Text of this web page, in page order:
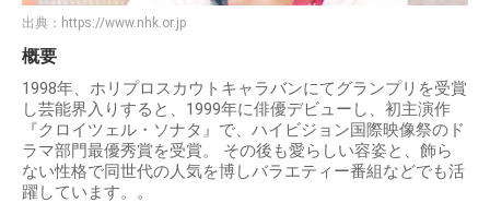
出典： https://www.nhk.or.jp
概要
1998年、ホリプロスカウトキャラバンにてグランプリを受賞
し芸能界入りすると、1999年に俳優デビューし、初主演作
『クロイツェル・ソナタ』で、ハイビジョン国際映像祭のド
ラマ部門最優秀賞を受賞。 その後も愛らしい容姿と、飾ら
ない性格で同世代の人気を博しバラエティー番組などでも活
躍しています。。